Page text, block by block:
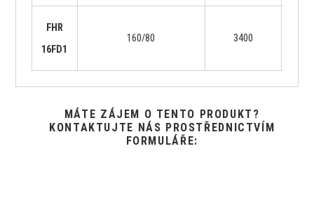
FHR
16FD1
160/80 3400
MÁTE ZÁJEM O TENTO PRODUKT?
KONTAKTUJTE NÁS PROSTŘEDNICTVÍM
FORMULÁŘE: